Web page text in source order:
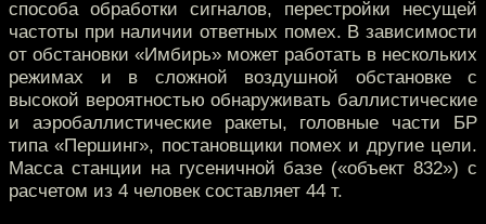
способа обработки сигналов, перестройки несущей
частоты при наличии ответных помех. В зависимости
от обстановки «Имбирь» может работать в нескольких
режимах и в сложной воздушной обстановке с
высокой вероятностью обнаруживать баллистические
и аэробаллистические ракеты, головные части БР
типа «Першинг», постановщики помех и другие цели.
Масса станции на гусеничной базе («объект 832») с
расчетом из 4 человек составляет 44 т.